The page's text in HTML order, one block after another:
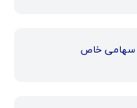
سهامی خاص